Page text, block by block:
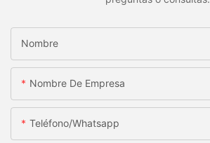
Nombre
Nombre De Empresa
Teléfono/whatsapp